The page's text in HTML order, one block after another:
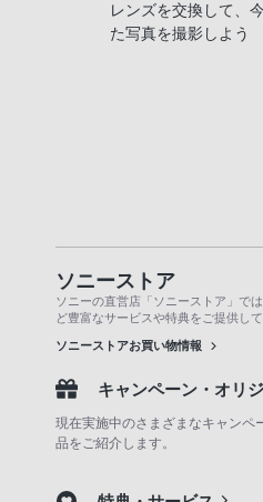
レンズを交換して、
た写真を撮影しよう
ソニーストア
ソニーの直営店「ソニーストア」で
ど豊富なサービスや特典をご提供して
ソニーストアお買い物情報
キャンペーン・オリ
現在実施中のさまざまなキャンペ
品をご紹介します。